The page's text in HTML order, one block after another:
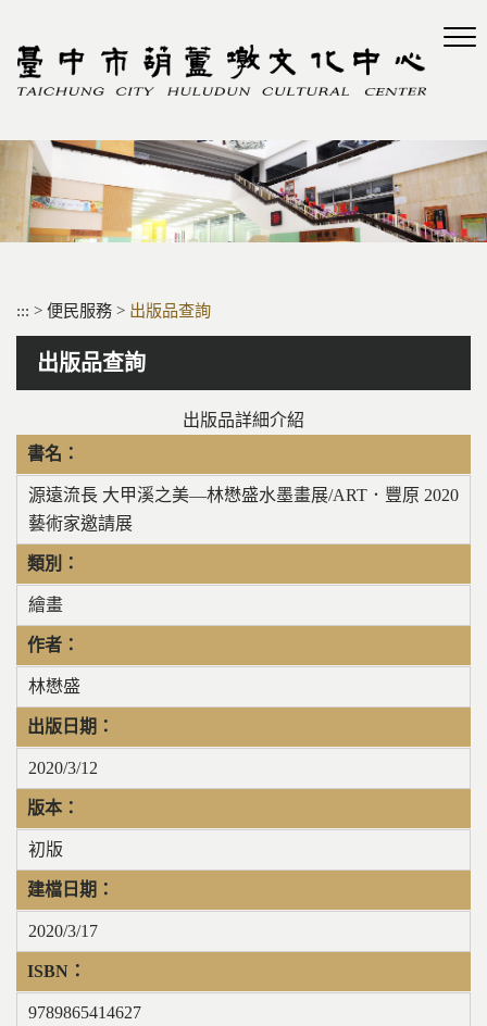
區
::: > 便民服務 > 出版品查詢
出版品查詢
出版品詳細介紹
書名：
源遠流長 大甲溪之美—林懋盛水墨畫展/ART．豐原 2020
藝術家邀請展
類別：
繪畫
作者：
林懋盛
出版日期：
2020/3/12
版本：
初版
建檔日期：
2020/3/17
ISBN：
9789865414627